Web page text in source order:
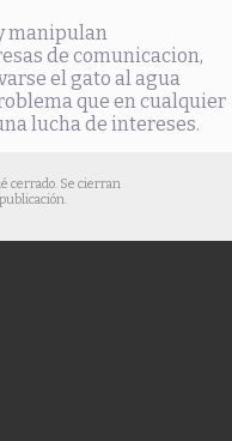
manipulan
de comunicacion,
el gato al agua
que en cualquier
lucha de intereses.
cerrado. Se cierran